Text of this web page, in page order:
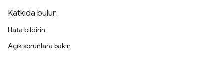
Katkıda bulun
Hata bildirin
Açık sorunlara bakın